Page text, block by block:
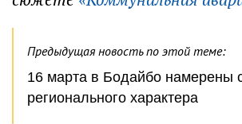
Предыдущая новость по этой теме:
16 марта в Бодайбо намерены
регионального характера